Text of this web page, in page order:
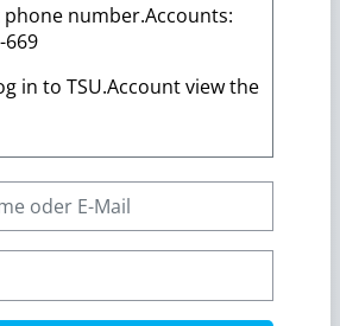
number.Accounts:
669
in to TSU.Account view the